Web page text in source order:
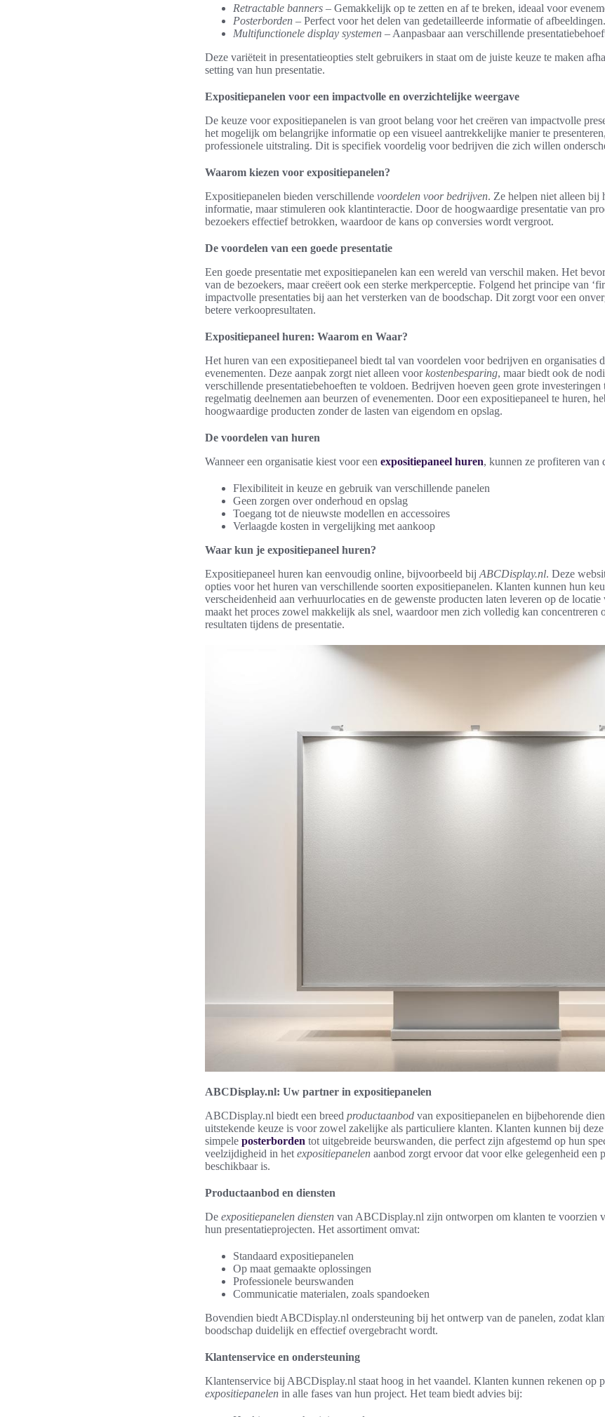
Retractable banners – Gemakkelijk op te zetten en af te breken, ideaal voor
Posterborden – Perfect voor het delen van gedetailleerde informatie of afbeeldingen.
Multifunctionele display systemen – Aanpasbaar aan verschillende
Deze variëteit in presentatieopties stelt gebruikers in staat om de juiste keuze te maken
setting van hun presentatie.
Expositiepanelen voor een impactvolle en overzichtelijke weergave
De keuze voor expositiepanelen is van groot belang voor het creëren van impactvolle
het mogelijk om belangrijke informatie op een visueel aantrekkelijke manier te
professionele uitstraling. Dit is specifiek voordelig voor bedrijven die zich willen
Waarom kiezen voor expositiepanelen?
Expositiepanelen bieden verschillende voordelen voor bedrijven. Ze helpen niet alleen bij
informatie, maar stimuleren ook klantinteractie. Door de hoogwaardige presentatie van
bezoekers effectief betrokken, waardoor de kans op conversies wordt vergroot.
De voordelen van een goede presentatie
Een goede presentatie met expositiepanelen kan een wereld van verschil maken. Het
van de bezoekers, maar creëert ook een sterke merkperceptie. Folgend het principe van
impactvolle presentaties bij aan het versterken van de boodschap. Dit zorgt voor een
betere verkoopresultaten.
Expositiepaneel huren: Waarom en Waar?
Het huren van een expositiepaneel biedt tal van voordelen voor bedrijven en organisaties
evenementen. Deze aanpak zorgt niet alleen voorkostenbesparing, maar biedt ook de
verschillende presentatiebehoeften te voldoen. Bedrijven hoeven geen grote investeringen
regelmatig deelnemen aan beurzen of evenementen. Door een expositiepaneel te huren,
hoogwaardige producten zonder de lasten van eigendom en opslag.
De voordelen van huren
Wanneer een organisatie kiest voor een expositiepaneel huren, kunnen ze profiteren van
Flexibiliteit in keuze en gebruik van verschillende panelen
Geen zorgen over onderhoud en opslag
Toegang tot de nieuwste modellen en accessoires
Verlaagde kosten in vergelijking met aankoop
Waar kun je expositiepaneel huren?
Expositiepaneel huren kan eenvoudig online, bijvoorbeeld bij ABCDisplay.nl. Deze
opties voor het huren van verschillende soorten expositiepanelen. Klanten kunnen hun
verscheidenheid aan verhuurlocaties en de gewenste producten laten leveren op de
maakt het proces zowel makkelijk als snel, waardoor men zich volledig kan concentreren
resultaten tijdens de presentatie.
ABCDisplay.nl: Uw partner in expositiepanelen
ABCDisplay.nl biedt een breed productaanbod van expositiepanelen en bijbehorende
uitstekende keuze is voor zowel zakelijke als particuliere klanten. Klanten kunnen bij
simpele posterborden tot uitgebreide beurswanden, die perfect zijn afgestemd op hun
veelzijdigheid in het expositiepanelen aanbod zorgt ervoor dat voor elke gelegenheid een
beschikbaar is.
Productaanbod en diensten
De expositiepanelen diensten van ABCDisplay.nl zijn ontworpen om klanten te voorzien
hun presentatieprojecten. Het assortiment omvat:
Standaard expositiepanelen
Op maat gemaakte oplossingen
Professionele beurswanden
Communicatie materialen, zoals spandoeken
Bovendien biedt ABCDisplay.nl ondersteuning bij het ontwerp van de panelen, zodat
boodschap duidelijk en effectief overgebracht wordt.
Klantenservice en ondersteuning
Klantenservice bij ABCDisplay.nl staat hoog in het vaandel. Klanten kunnen rekenen op
expositiepanelen in alle fases van hun project. Het team biedt advies bij: